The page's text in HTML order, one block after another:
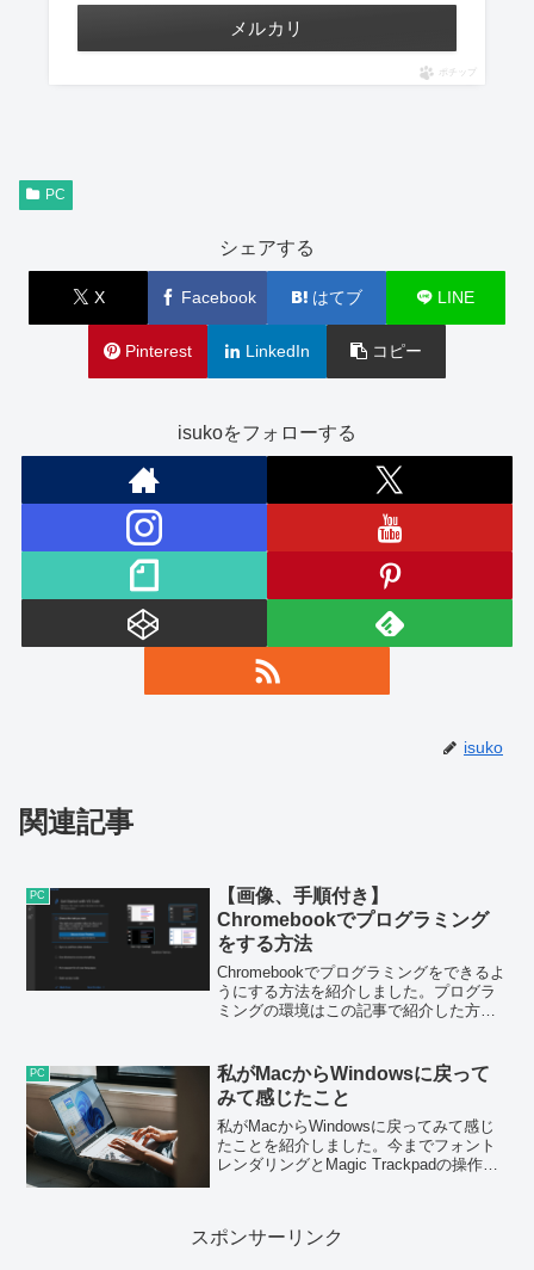
メルカリ
ポチップ
PC
シェアする
X Facebook はてブ LINE
Pinterest LinkedIn コピー
isukoをフォローする
isuko
関連記事
PC
【画像、手順付き】
Chromebookでプログラミング
をする方法
Chromebookでプログラミングをできるよ
うにする方法を紹介しました。プログラ
ミングの環境はこの記事で紹介した方法
いという人は試してみてはいかがでしょ
うか。
PC
私がMacからWindowsに戻って
みて感じたこと
私がMacからWindowsに戻ってみて感じ
たことを紹介しました。今までフォント
レンダリングとMagic Trackpadの操作の
スポンサーリンク